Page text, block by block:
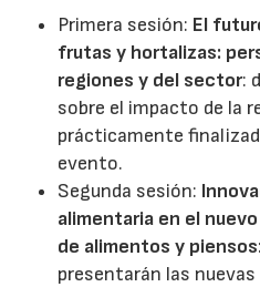
Primera sesión: El
frutas y hortalizas:
regiones y del sector:
sobre el impacto de la
prácticamente
evento.
Segunda sesión:
alimentaria en el
de alimentos y piensos
presentarán las